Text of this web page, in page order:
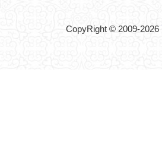
CopyRight © 2009-2026